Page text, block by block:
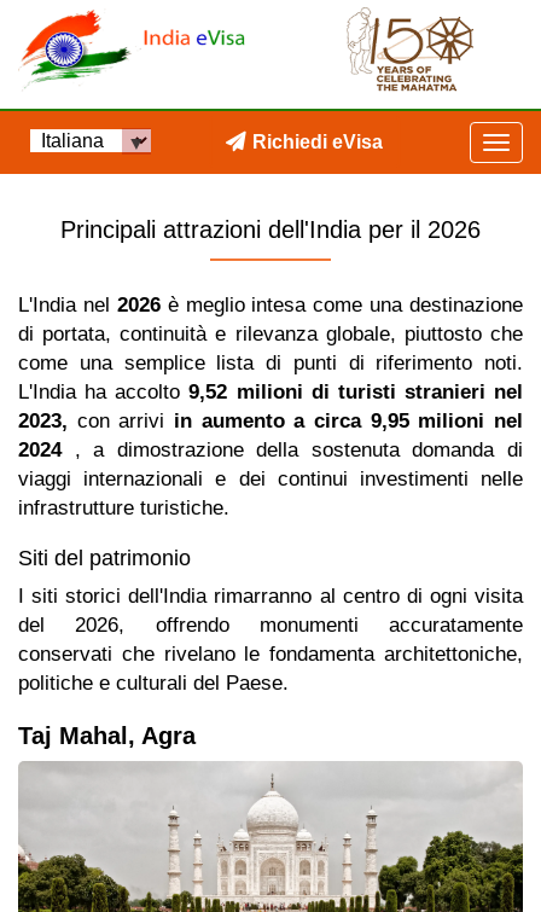
Richiedi eVisa
Principali attrazioni dell'India per il 2026
L'India nel 2026è meglio intesa come una destinazione
di portata, continuità e rilevanza globale, piuttosto che
come una semplice lista di punti di riferimento noti.
L'India ha accolto9,52 milioni di turisti stranieri nel
2023, con arrivi in ​​aumento a circa 9,95 milioni nel
2024, a dimostrazione della sostenuta domanda di
viaggi internazionali e dei continui investimenti nelle
infrastrutture turistiche.
Siti del patrimonio
I siti storici dell'India rimarranno al centro di ogni visita
del 2026, offrendo monumenti accuratamente
conservati che rivelano le fondamenta architettoniche,
politiche e culturali del Paese.
Taj Mahal, Agra